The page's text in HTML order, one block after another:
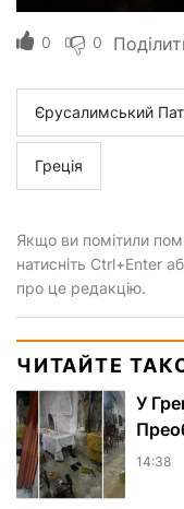
0 0
Єрусалимський
Греція
Якщо ви помітили
натисніть Ctrl+Enter
про це редакцію.
ЧИТАЙТЕ
У
14:38